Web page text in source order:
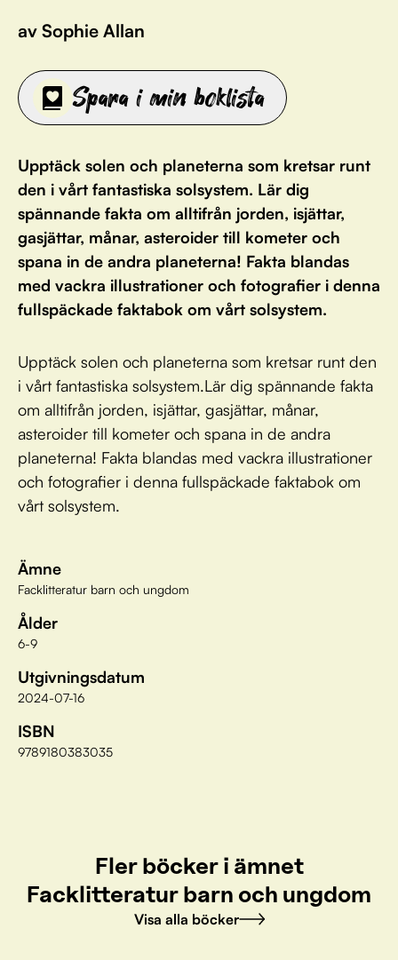
av Sophie Allan
Spara i min boklista
Upptäck solen och planeterna som kretsar runt
den i vårt fantastiska solsystem. Lär dig
spännande fakta om alltifrån jorden, isjättar,
gasjättar, månar, asteroider till kometer och
spana in de andra planeterna! Fakta blandas
med vackra illustrationer och fotografier i denna
fullspäckade faktabok om vårt solsystem.
Upptäck solen och planeterna som kretsar runt den
i vårt fantastiska solsystem.Lär dig spännande fakta
om alltifrån jorden, isjättar, gasjättar, månar,
asteroider till kometer och spana in de andra
planeterna! Fakta blandas med vackra illustrationer
och fotografier i denna fullspäckade faktabok om
vårt solsystem.
Ämne
Facklitteratur barn och ungdom
Ålder
6-9
Utgivningsdatum
2024-07-16
ISBN
9789180383035
Fler böcker i ämnet
Facklitteratur barn och ungdom
Visa alla böcker